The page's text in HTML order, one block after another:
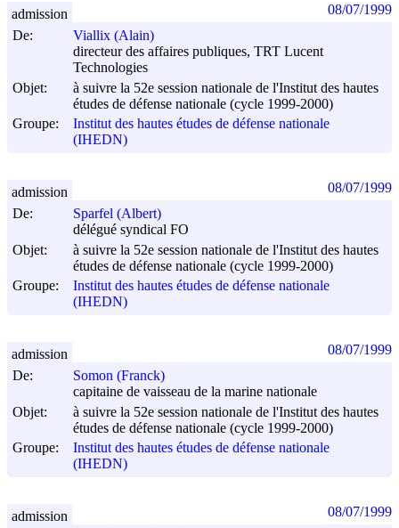
De:
Viallix (Alain)
directeur des affaires publiques, TRT Lucent
Technologies
Objet:
à suivre la 52e session nationale de l'Institut des hautes
études de défense nationale (cycle 1999-2000)
Groupe:
Institut des hautes études de défense nationale
(IHEDN)
admission 08/07/1999
De:
Sparfel (Albert)
délégué syndical FO
Objet:
à suivre la 52e session nationale de l'Institut des hautes
études de défense nationale (cycle 1999-2000)
Groupe:
Institut des hautes études de défense nationale
(IHEDN)
admission 08/07/1999
De:
Somon (Franck)
capitaine de vaisseau de la marine nationale
Objet:
à suivre la 52e session nationale de l'Institut des hautes
études de défense nationale (cycle 1999-2000)
Groupe:
Institut des hautes études de défense nationale
(IHEDN)
admission 08/07/1999
admission 08/07/1999